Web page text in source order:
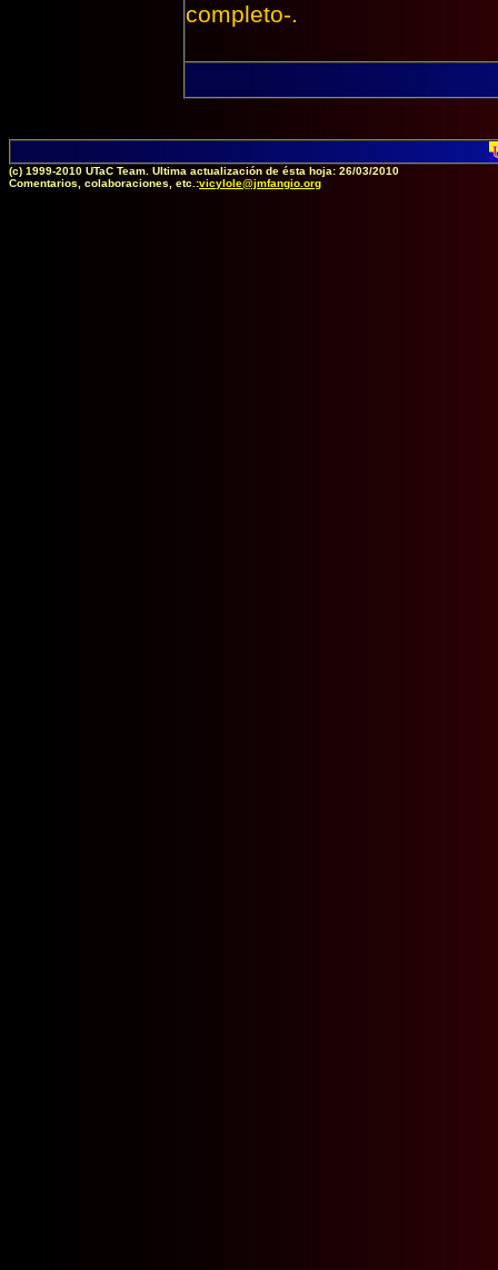
completo-.
(c) 1999-2010 UTaC Team. Ultima actualización de ésta hoja: 26/03/2010
Comentarios, colaboraciones, etc.:vicylole@jmfangio.org